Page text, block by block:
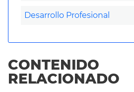
Desarrollo Profesional
CONTENIDO
RELACIONADO